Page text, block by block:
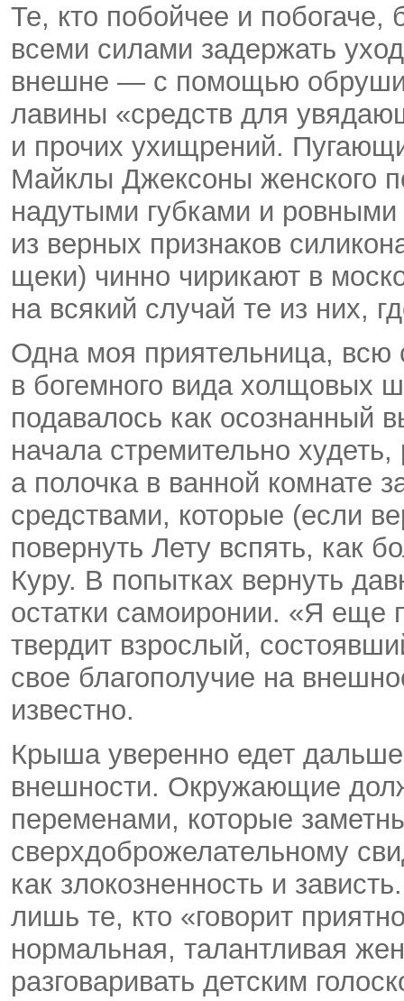
Те, кто побойчее и
всеми силами задержать
внешне — с помощью
лавины «средств для
и прочих ухищрений.
Майклы Джексоны женского
надутыми губками и
из верных признаков
щеки) чинно чирикают в
на всякий случай те из них,
Одна моя приятельница, всю
в богемного вида холщовых
подавалось как осознанный
начала стремительно
а полочка в ванной комнате
средствами, которые (если
повернуть Лету вспять, как
Куру. В попытках вернуть
остатки самоиронии. «Я еще
твердит взрослый,
свое благополучие на
известно.
Крыша уверенно едет
внешности. Окружающие
переменами, которые
сверхдоброжелательному
как злокозненность и
лишь те, кто «говорит
нормальная, талантливая
разговаривать детским